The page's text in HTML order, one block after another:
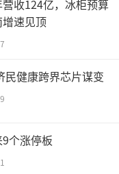
（包括增长较
。
收124亿，冰柜预算
速见顶
民健康跨界芯片谋变
个涨停板